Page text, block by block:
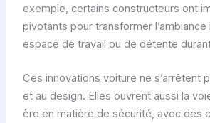
exemple, certains constructeurs ont
pivotants pour transformer l’ambiance
espace de travail ou de détente
Ces innovations voiture ne s’arrêtent
et au design. Elles ouvrent aussi la
ère en matière de sécurité, avec des